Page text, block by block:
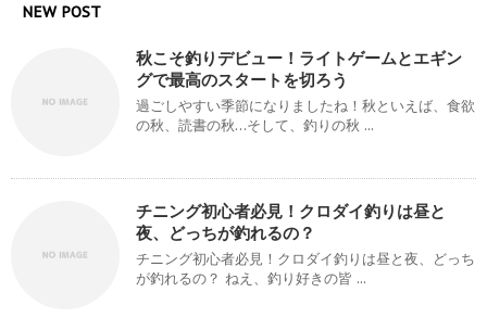
NEW POST
秋こそ釣りデビュー！ライトゲームとエギン
グで最高のスタートを切ろう
過ごしやすい季節になりましたね！秋といえば、食欲
の秋、読書の秋…そして、釣りの秋 ...
チニング初心者必見！クロダイ釣りは昼と
夜、どっちが釣れるの？
チニング初心者必見！クロダイ釣りは昼と夜、どっち
が釣れるの？ ねえ、釣り好きの皆 ...